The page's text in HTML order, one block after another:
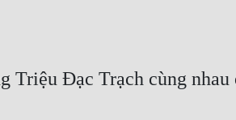
Đạc Trạch cùng nhau